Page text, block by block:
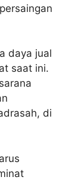
daya jual
saat ini.
di